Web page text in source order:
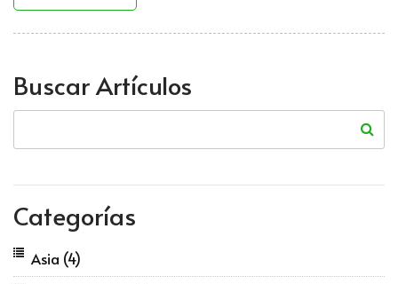
Buscar Artículos
Categorías
Asia (4)